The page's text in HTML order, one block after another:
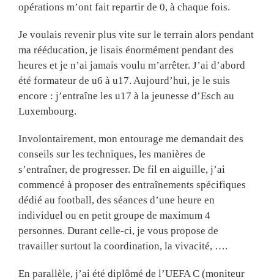
opérations m’ont fait repartir de 0, à chaque fois.
Je voulais revenir plus vite sur le terrain alors pendant
ma rééducation, je lisais énormément pendant des
heures et je n’ai jamais voulu m’arrêter. J’ai d’abord
été formateur de u6 à u17. Aujourd’hui, je le suis
encore : j’entraîne les u17 à la jeunesse d’Esch au
Luxembourg.
Involontairement, mon entourage me demandait des
conseils sur les techniques, les manières de
s’entraîner, de progresser. De fil en aiguille, j’ai
commencé à proposer des entraînements spécifiques
dédié au football, des séances d’une heure en
individuel ou en petit groupe de maximum 4
personnes. Durant celle-ci, je vous propose de
travailler surtout la coordination, la vivacité, ….
En parallèle, j’ai été diplômé de l’UEFA C (moniteur